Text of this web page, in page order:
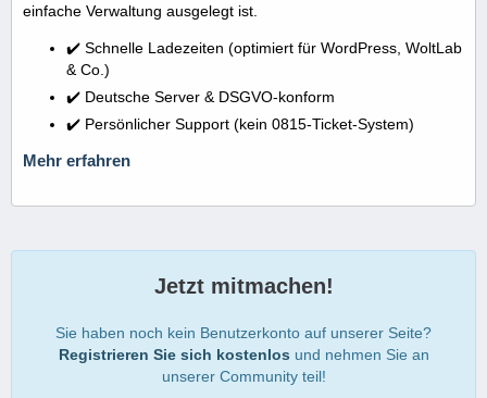
einfache Verwaltung ausgelegt ist.
✔️ Schnelle Ladezeiten (optimiert für WordPress, WoltLab
& Co.)
✔️ Deutsche Server & DSGVO-konform
✔️ Persönlicher Support (kein 0815-Ticket-System)
Mehr erfahren
Jetzt mitmachen!
Sie haben noch kein Benutzerkonto auf unserer Seite?
Registrieren Sie sich kostenlos und nehmen Sie an
unserer Community teil!